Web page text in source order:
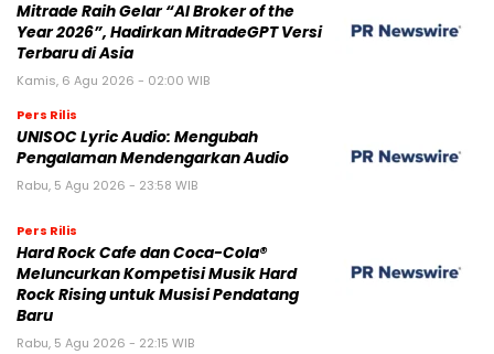
Mitrade Raih Gelar “AI Broker of the
Year 2026”, Hadirkan MitradeGPT Versi
Terbaru di Asia
Kamis, 6 Agu 2026 - 02:00 WIB
Pers Rilis
UNISOC Lyric Audio: Mengubah
Pengalaman Mendengarkan Audio
Rabu, 5 Agu 2026 - 23:58 WIB
Pers Rilis
Hard Rock Cafe dan Coca-Cola®
Meluncurkan Kompetisi Musik Hard
Rock Rising untuk Musisi Pendatang
Baru
Rabu, 5 Agu 2026 - 22:15 WIB